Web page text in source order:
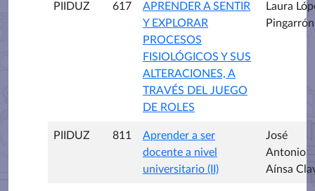
PIIDUZ 617
APRENDER A SENTIR
Y EXPLORAR
PROCESOS
FISIOLÓGICOS Y SUS
ALTERACIONES, A
TRAVÉS DEL JUEGO
DE ROLES
Laura
Pingarrón
PIIDUZ 811
Aprender a ser
docente a nivel
universitario (II)
José
Antonio
Aínsa